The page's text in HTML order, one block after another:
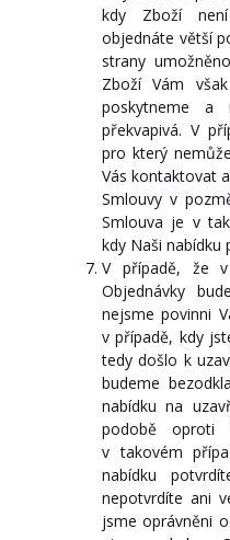
kdy Zboží
objednáte větší
strany
Zboží Vám
poskytneme
překvapivá. V
pro který
Vás kontaktovat
Smlouvy v
Smlouva je v
kdy Naši nabídku
V případě, že
Objednávky
nejsme povinni
v případě, kdy
tedy došlo k
budeme
nabídku na
podobě oproti
v takovém
nabídku
nepotvrdíte ani
jsme oprávněni